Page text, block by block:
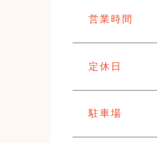
営業時間
定休日
駐車場